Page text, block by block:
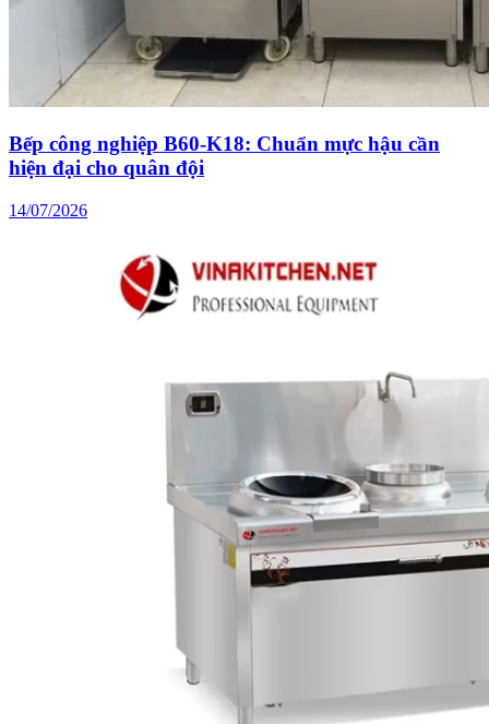
Bếp công nghiệp B60-K18: Chuẩn mực hậu cần
hiện đại cho quân đội
14/07/2026